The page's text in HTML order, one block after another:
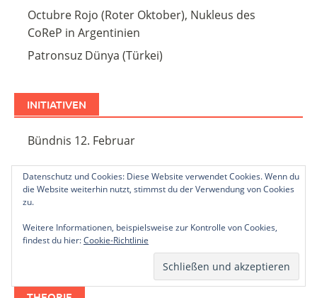
Octubre Rojo (Roter Oktober), Nukleus des
CoReP in Argentinien
Patronsuz Dünya (Türkei)
INITIATIVEN
Bündnis 12. Februar
JUGENDORGANISATIONEN
Avenir Socialiste!
Enternasyonal Marxist Genclik
Datenschutz und Cookies: Diese Website verwendet Cookies. Wenn du
die Website weiterhin nutzt, stimmst du der Verwendung von Cookies
zu.
Weitere Informationen, beispielsweise zur Kontrolle von Cookies,
findest du hier:Cookie-Richtlinie